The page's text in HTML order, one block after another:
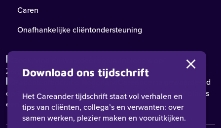
Caren
Onafhankelijke cliëntondersteuning
is gewaardeerd
op ZorgkaartNederland.Bekijk alle waarderingenof
plaats
een waardering
Download ons tijdschrift
Het Careander tijdschrift staat vol verhalen en
tips van cliënten, collega’s en verwanten: over
samen werken, plezier maken en vooruitkijken.